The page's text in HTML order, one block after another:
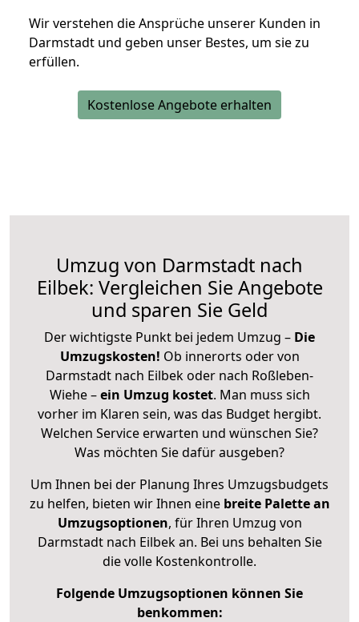
Wir verstehen die Ansprüche unserer Kunden in
Darmstadt und geben unser Bestes, um sie zu
erfüllen.
Kostenlose Angebote erhalten
Umzug von Darmstadt nach
Eilbek: Vergleichen Sie Angebote
und sparen Sie Geld
Der wichtigste Punkt bei jedem Umzug – Die
Umzugskosten! Ob innerorts oder von
Darmstadt nach Eilbek oder nach Roßleben-
Wiehe –ein Umzug kostet. Man muss sich
vorher im Klaren sein, was das Budget hergibt.
Welchen Service erwarten und wünschen Sie?
Was möchten Sie dafür ausgeben?
Um Ihnen bei der Planung Ihres Umzugsbudgets
zu helfen, bieten wir Ihnen eine breite Palette an
Umzugsoptionen, für Ihren Umzug von
Darmstadt nach Eilbek an. Bei uns behalten Sie
die volle Kostenkontrolle.
Folgende Umzugsoptionen können Sie
benkommen: